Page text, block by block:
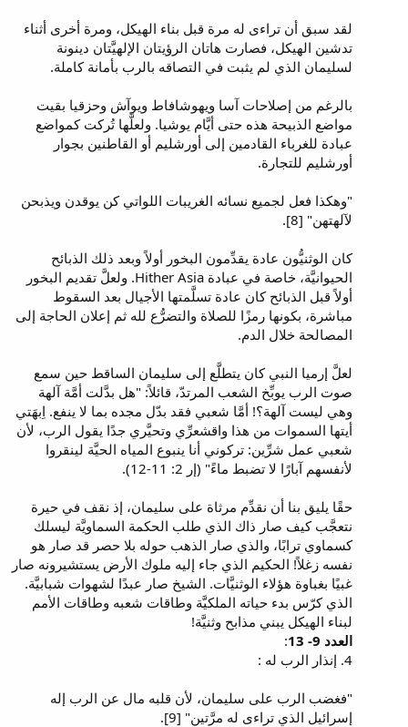
لقد سبق أن تراءى له مرة قبل بناء الهيكل، ومرة أخرى أثناء
تدشين الهيكل، فصارت هاتان الرؤيتان الإلهيَّتان دينونة
لسليمان الذي لم يثبت في التصاقه بالرب بأمانة كاملة.
بالرغم من إصلاحات آسا ويهوشافاط ويوآش وحزقيا بقيت
مواضع الذبيحة هذه حتى أيَّام يوشيا. ولعلَّها تُركت كمواضع
عبادة للغرباء القادمين إلى أورشليم أو القاطنين بجوار
أورشليم للتجارة.
"وهكذا فعل لجميع نسائه الغريبات اللواتي كن يوقدن ويذبحن
لآلهتهن" [8].
كان الوثنيُّون عادة يقدِّمون البخور أولاً وبعد ذلك الذبائح
الحيوانيَّة، خاصة في عبادة Hither Asia. ولعلَّ تقديم البخور
أولاً قبل الذبائح كان عادة تسلَّمتها الأجيال بعد السقوط
مباشرة، بكونها رمزًا للصلاة والتضرُّع لله ثم إعلان الحاجة إلى
المصالحة خلال الدم.
لعلَّ إرميا النبي كان يتطلَّع إلى سليمان الساقط حين سمع
صوت الرب يوبِّخ الشعب المرتدّ، قائلاً: "هل بدَّلت أمَّة آلهة
وهي ليست آلهة؟! أمَّا شعبي فقد بدّل مجده بما لا ينفع. اِبهَتي
أيتها السموات من هذا واقشعرِّي وتحيَّري جدًا يقول الرب، لأن
شعبي عمل شرِّين: تركوني أنا ينبوع المياه الحيَّة لينقروا
لأنفسهم آبارًا لا تضبط ماءً" (إر 2: 11-12).
حقًا يليق بنا أن نقدِّم مرثاة على سليمان، إذ نقف في حيرة
نتعجَّب كيف صار ذاك الذي طلب الحكمة السماويَّة ليسلك
كسماوي ترابًا، والذي صار الذهب حوله بلا حصر قد صار هو
نفسه زغلاً! الحكيم الذي جاء إليه ملوك الأرض يستشيرونه صار
غبيًا بغباوة هؤلاء الوثنيَّات. الشيخ صار عبدًا لشهوات شبابيَّة.
الذي كرّس بدء حياته الملكيَّة وطاقات شعبه وطاقات الأمم
لبناء الهيكل يبني مذابح وثنيَّة!
العدد 9- 13
:
4. إنذار الرب له :
"فغضب الرب على سليمان، لأن قلبه مال عن الرب إله
إسرائيل الذي تراءى له مرَّتين" [9].